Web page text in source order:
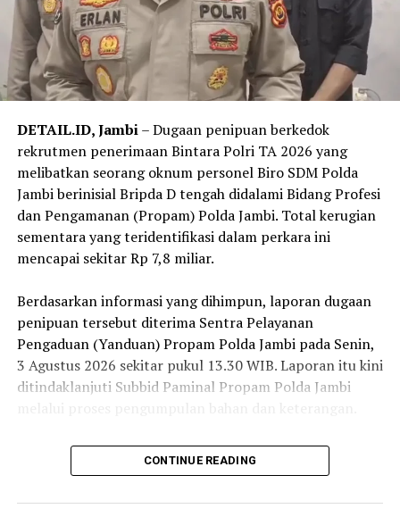
DETAIL.ID, Jambi– Dugaan penipuan berkedok
rekrutmen penerimaan Bintara Polri TA 2026 yang
melibatkan seorang oknum personel Biro SDM Polda
Jambi berinisial Bripda D tengah didalami Bidang Profesi
dan Pengamanan (Propam) Polda Jambi. Total kerugian
sementara yang teridentifikasi dalam perkara ini
mencapai sekitar Rp 7,8 miliar.
‎Berdasarkan informasi yang dihimpun, laporan dugaan
penipuan tersebut diterima Sentra Pelayanan
Pengaduan (Yanduan) Propam Polda Jambi pada Senin,
3 Agustus 2026 sekitar pukul 13.30 WIB. Laporan itu kini
ditindaklanjuti Subbid Paminal Propam Polda Jambi
‎Sejumlah korban telah tercatat dalam perkara ini, baik
dari kalangan masyarakat sipil maupun anggota Polri.
CONTINUE READING